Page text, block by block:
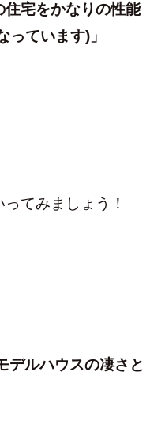
宅をかなりの性能
っています)」
てみましょう！
デルハウスの凄さと